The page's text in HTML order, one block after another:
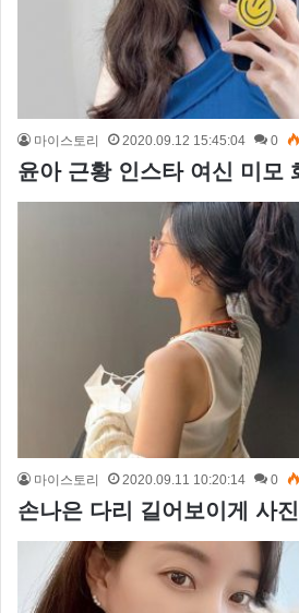
마이스토리 2020.09.12 15:45:04 0
윤아 근황 인스타 여신 미모
마이스토리 2020.09.11 10:20:14 0
손나은 다리 길어보이게 사